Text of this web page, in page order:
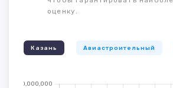
оценку.
Казань Авиастроительный